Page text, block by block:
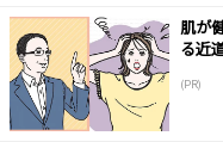
肌が
る近
(PR)